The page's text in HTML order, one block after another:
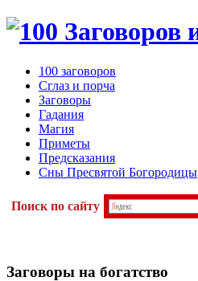
100 заговоров
Сглаз и порча
Заговоры
Гадания
Магия
Приметы
Предсказания
Сны Пресвятой Богородицы
Поиск по сайту
Заговоры на богатство